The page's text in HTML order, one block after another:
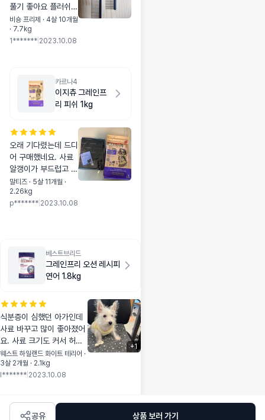
풀기 좋아요 플러쉬콤
19m보다 길어요 슬
리커로 빗질할때 보다
편하게 잘 받아들입니
엉킨털 풀기도 좋아서
만족합니다 아쉬운건
앞쪽 빗살이 촘촘한편
요 그외엔 좋네요
비숑 프리제 · 4살 10개월
· 7.7kg
1******* 2023.10.08
카르나4
이지츄 그레인프
리 피쉬 1kg
오래 기다렸는데 드디
어 구매했네요. 사료
알갱이가 부드럽고 고
소한 향도 나요. 주니
까 순삭하네요 ㅎ
말티즈 · 5살 11개월 ·
2.26kg
p******* 2023.10.08
베스트브리드
그레인프리 오션 레시피
연어 1.8kg
식분증이 심했던 아가인데
사료 바꾸고 많이 좋아졌어
요. 사료 크기도 커서 허겁
지겁 안먹고 천천히 다 이빨
로 깨먹어요. 그리고 무엇보
다 눈물 자국이 들어갔네요.
웨스트 하일랜드 화이트 테리어 ·
3살 2개월 · 2.1kg
l******* 2023.10.08
+1
공유 상품 보러 가기